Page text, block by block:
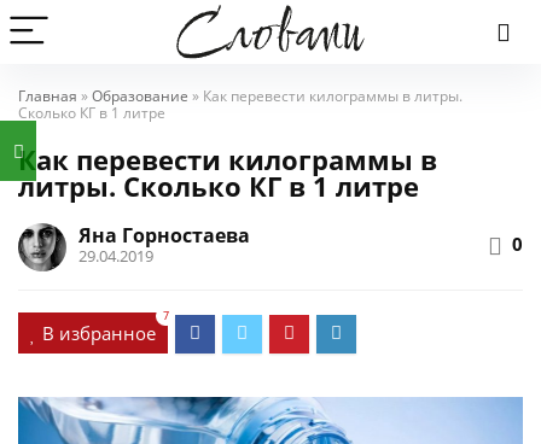
Главная »Образование » Как перевести килограммы в литры.
Сколько КГ в 1 литре
Как перевести килограммы в
литры. Сколько КГ в 1 литре
Яна Горностаева
29.04.2019 0
В избранное
7